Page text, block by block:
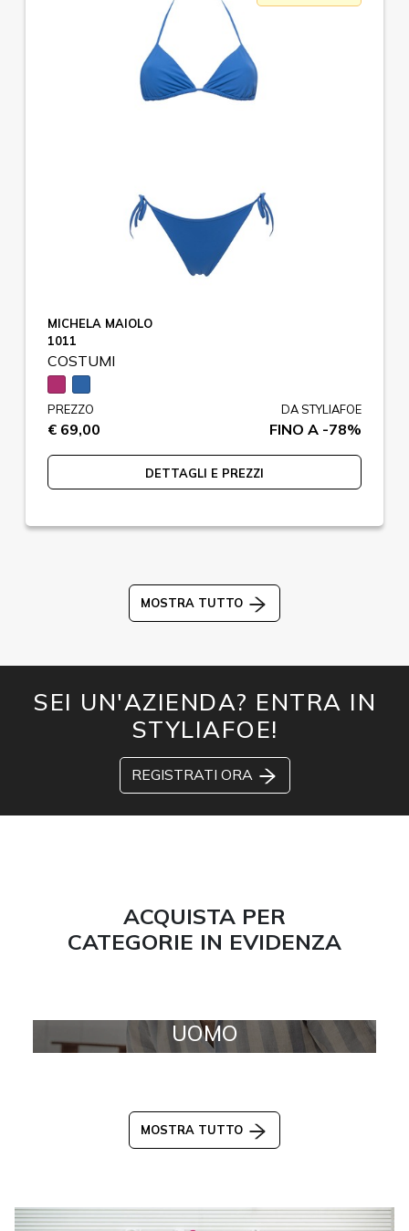
MICHELA MAIOLO
1011
COSTUMI
PREZZO
€ 69,00
DA STYLIAFOE
FINO A -78%
DETTAGLI E PREZZI
MOSTRA TUTTO
SEI UN'AZIENDA? ENTRA IN
STYLIAFOE!
REGISTRATI ORA
ACQUISTA PER
CATEGORIE IN EVIDENZA
UOMO
MOSTRA TUTTO